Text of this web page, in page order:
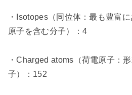
・ Isotopes（同位体：最も豊富
原子を含む分子）： 4
・Charged atoms （荷電原子：
子）： 152